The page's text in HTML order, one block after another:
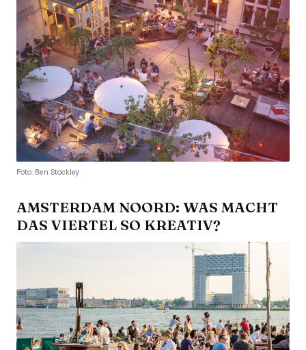
Foto: Ben Stockley
AMSTERDAM NOORD: WAS MACHT
DAS VIERTEL SO KREATIV?